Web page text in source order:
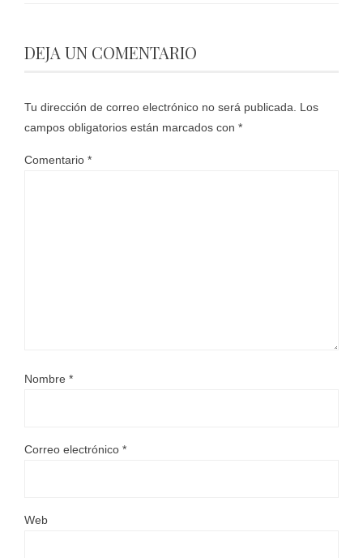
DEJA UN COMENTARIO
Tu dirección de correo electrónico no será publicada.
Los
campos obligatorios están marcados con *
Comentario *
Nombre *
Correo electrónico *
Web